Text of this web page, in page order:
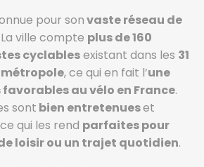
pour sonvaste réseau de
La ville compte plus de 160
cyclablesexistant dans les 31
, ce qui en fait l’une
favorables au vélo en France.
sont bien entretenueset
qui les rend parfaites pour
loisir ou un trajet quotidien.